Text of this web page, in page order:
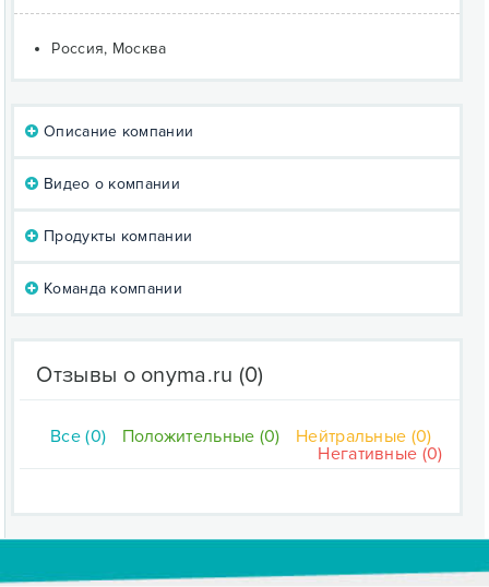
Россия, Москва
Описание компании
Видео о компании
Продукты компании
Команда компании
Отзывы о onyma.ru (0)
Все (0) Положительные (0)
Нейтральные (0)
Негативные (0)